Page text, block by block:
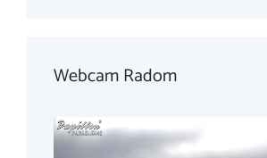
Webcam Radom